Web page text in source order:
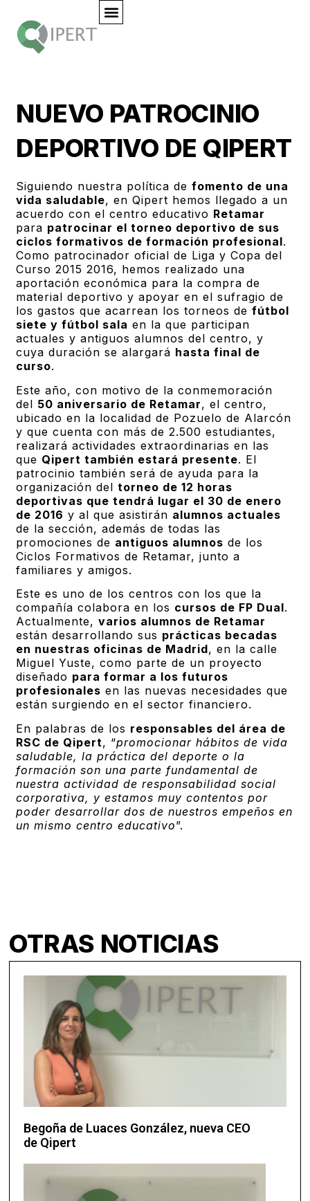
NUEVO PATROCINIO
DEPORTIVO DE QIPERT
Siguiendo nuestra política defomento de una
vida saludable, en Qipert hemos llegado a un
acuerdo con el centro educativo Retamar
para patrocinar el torneo deportivo de sus
ciclos formativos de formación profesional.
Como patrocinador oficial de Liga y Copa del
Curso 2015 2016, hemos realizado una
aportación económica para la compra de
material deportivo y apoyar en el sufragio de
los gastos que acarrean los torneos defútbol
siete y fútbol sala en la que participan
actuales y antiguos alumnos del centro, y
cuya duración se alargará hasta final de
curso.
Este año, con motivo de la conmemoración
del 50 aniversario de Retamar, el centro,
ubicado en la localidad de Pozuelo de Alarcón
y que cuenta con más de 2.500 estudiantes,
realizará actividades extraordinarias en las
que Qipert también estará presente. El
patrocinio también será de ayuda para la
organización deltorneo de 12 horas
deportivas que tendrá lugar el 30 de enero
de 2016 y al que asistirán alumnos actuales
de la sección, además de todas las
promociones de antiguos alumnos de los
Ciclos Formativos de Retamar, junto a
familiares y amigos.
Este es uno de los centros con los que la
compañía colabora en los cursos de FP Dual.
Actualmente,varios alumnos de Retamar
están desarrollando sus prácticas becadas
en nuestras oficinas de Madrid, en la calle
Miguel Yuste, como parte de un proyecto
diseñado para formar a los futuros
profesionales en las nuevas necesidades que
están surgiendo en el sector financiero.
En palabras de los responsables del área de
RSC de Qipert, “promocionar hábitos de vida
saludable, la práctica del deporte o la
formación son una parte fundamental de
nuestra actividad de responsabilidad social
corporativa, y estamos muy contentos por
poder desarrollar dos de nuestros empeños en
un mismo centro educativo”.
OTRAS NOTICIAS
Begoña de Luaces González, nueva CEO
de Qipert